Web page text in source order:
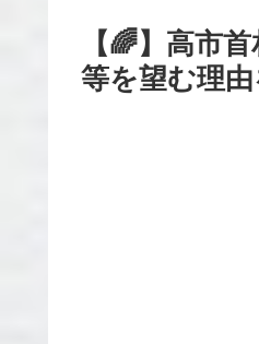
【🌈】高市
等を望む理